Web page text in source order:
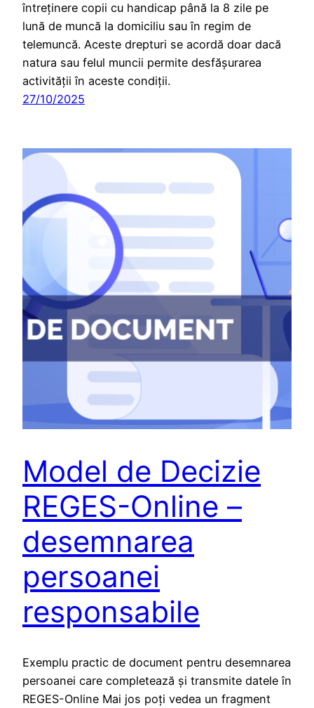
întreținere copii cu handicap până la 8 zile pe
lună de muncă la domiciliu sau în regim de
telemuncă. Aceste drepturi se acordă doar dacă
natura sau felul muncii permite desfășurarea
activității în aceste condiții.
27/10/2025
Model de Decizie
REGES-Online –
desemnarea
persoanei
responsabile
Exemplu practic de document pentru desemnarea
persoanei care completează și transmite datele în
REGES-Online Mai jos poți vedea un fragment